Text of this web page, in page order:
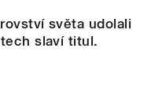
světa udolali
slaví titul.